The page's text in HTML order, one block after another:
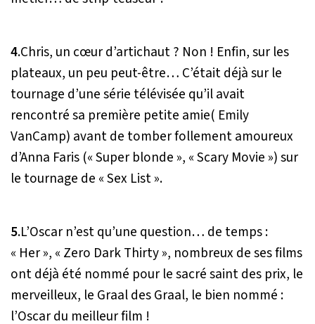
4.Chris, un cœur d’artichaut ? Non ! Enfin, sur les
plateaux, un peu peut-être… C’était déjà sur le
tournage d’une série télévisée qu’il avait
rencontré sa première petite amie( Emily
VanCamp) avant de tomber follement amoureux
d’Anna Faris (« Super blonde », « Scary Movie ») sur
le tournage de « Sex List ».
5.L’Oscar n’est qu’une question… de temps :
« Her », « Zero Dark Thirty », nombreux de ses films
ont déjà été nommé pour le sacré saint des prix, le
merveilleux, le Graal des Graal, le bien nommé :
l’Oscar du meilleur film !